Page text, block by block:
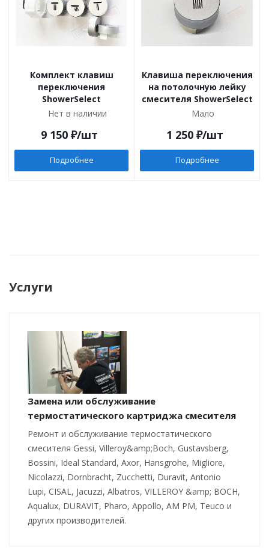
Комплект клавиш
переключения
ShowerSelect
Нет в наличии
9 150 ₽/шт
Подробнее
Клавиша переключения
на потолочную лейку
смесителя ShowerSelect
Мало
1 250 ₽/шт
Подробнее
Услуги
Замена или обслуживание
термостатического картриджа смесителя
Ремонт и обслуживание термостатического
смесителя Gessi, Villeroy&amp;Boch, Gustavsberg,
Bossini, Ideal Standard, Axor, Hansgrohe, Migliore,
Nicolazzi, Dornbracht, Zucchetti, Duravit, Antonio
Lupi, CISAL, Jacuzzi, Albatros, VILLEROY &amp; BOCH,
Aqualux, DURAVIT, Pharo, Appollo, AM PM, Teuco и
других производителей.